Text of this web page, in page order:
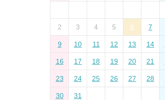
2 3 4 5 6 7
9 10 11 12 13 14
16 17 18 19 20 21
23 24 25 26 27 28
30 31